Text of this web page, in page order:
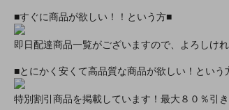
■すぐに商品が欲しい！！という方■
即日配達商品一覧がございますので、よろしけ
■とにかく安くて高品質な商品が欲しい！という
特別割引商品を掲載しています！最大８０％引